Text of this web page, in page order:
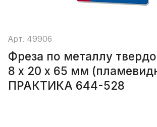
Арт. 49906
Фреза по металлу
8 х 20 х 65 мм
ПРАКТИКА 644-528